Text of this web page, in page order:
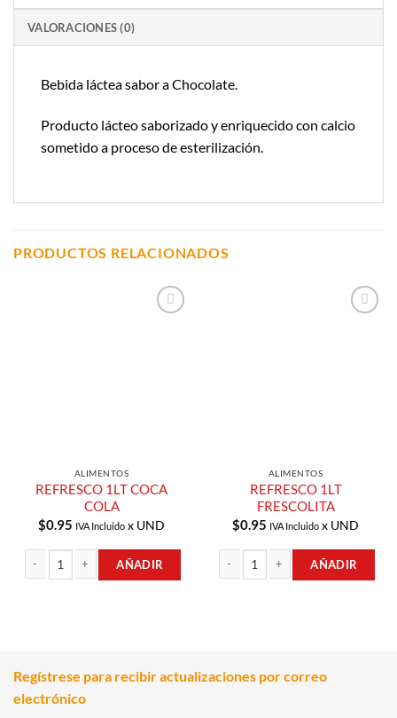
VALORACIONES (0)
Bebida láctea sabor a Chocolate.
Producto lácteo saborizado y enriquecido con calcio
sometido a proceso de esterilización.
PRODUCTOS RELACIONADOS
ALIMENTOS
REFRESCO 1LT COCA
COLA
$0.95 IVA Incluido x UND
AÑADIR
ALIMENTOS
REFRESCO 1LT
FRESCOLITA
$0.95 IVA Incluido x UND
AÑADIR
Regístrese para recibir actualizaciones por correo
electrónico